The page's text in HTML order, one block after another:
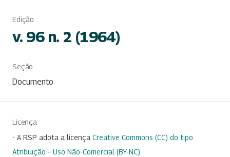
Edição
v. 96 n. 2 (1964)
Seção
Documento
Licença
- A RSP adota a licença Creative Commons (CC) do tipo
Atribuição – Uso Não-Comercial (BY-NC)